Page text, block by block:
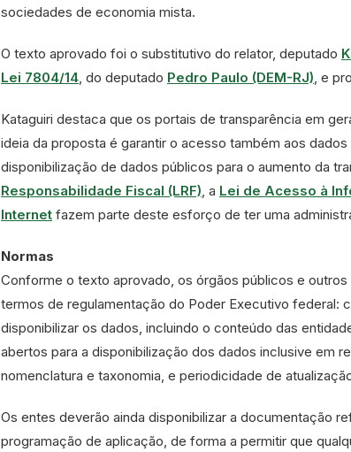
sociedades de economia mista.
O texto aprovado foi o substitutivo do relator, deputado
Lei 7804/14, do deputado Pedro Paulo (DEM-RJ), e
Kataguiri destaca que os portais de transparência em
ideia da proposta é garantir o acesso também aos
disponibilização de dados públicos para o aumento da
Responsabilidade Fiscal (LRF), a Lei de Acesso à
Internet fazem parte deste esforço de ter uma
Normas
Conforme o texto aprovado, os órgãos públicos e
termos de regulamentação do Poder Executivo federal:
disponibilizar os dados, incluindo o conteúdo das
abertos para a disponibilização dos dados inclusive em
nomenclatura e taxonomia, e periodicidade de
Os entes deverão ainda disponibilizar a documentação
programação de aplicação, de forma a permitir que